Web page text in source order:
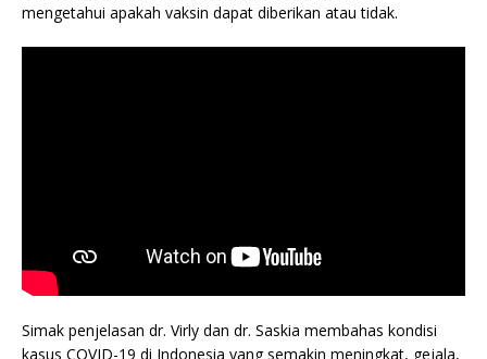
mengetahui apakah vaksin dapat diberikan atau tidak.
Simak penjelasan dr. Virly dan dr. Saskia membahas kondisi
kasus COVID-19 di Indonesia yang semakin meningkat, gejala,